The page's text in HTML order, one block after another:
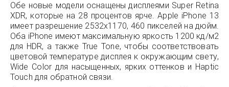
Обе новые модели оснащены дисплеями Super Retina
XDR, которые на 28 процентов ярче. Apple iPhone 13
имеет разрешение 2532x1170, 460 пикселей на дюйм.
Оба iPhone имеют максимальную яркость 1200 кд/м2
для HDR, а также True Tone, чтобы соответствовать
цветовой температуре дисплея к окружающим свету,
Wide Color для насыщенных, ярких оттенков и Haptic
Touch для обратной связи.